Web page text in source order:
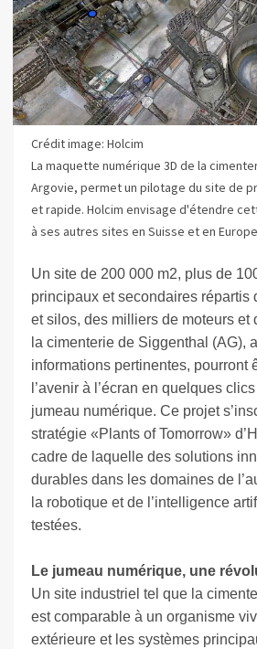
Crédit image: Holcim
La maquette numérique 3D de la
Argovie, permet un pilotage du site de
et rapide. Holcim envisage d'étendre
à ses autres sites en Suisse et en
Un site de 200 000 m2, plus de
principaux et secondaires répartis
et silos, des milliers de moteurs et
la cimenterie de Siggenthal (AG),
informations pertinentes, pourront
l’avenir à l’écran en quelques
jumeau numérique. Ce projet
stratégie «Plants of Tomorrow»
cadre de laquelle des solutions
durables dans les domaines de
la robotique et de l’intelligence
testées.
Le jumeau numérique, une
Un site industriel tel que la
est comparable à un organisme
extérieure et les systèmes